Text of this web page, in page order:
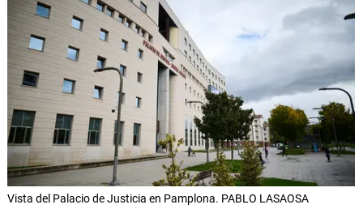
Vista del Palacio de Justicia en Pamplona. PABLO LASAOSA